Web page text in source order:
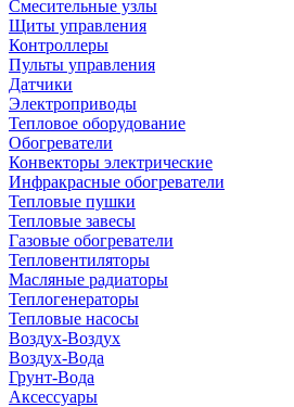
Смесительные узлы
Щиты управления
Контроллеры
Пульты управления
Датчики
Электроприводы
Тепловое оборудование
Обогреватели
Конвекторы электрические
Инфракрасные обогреватели
Тепловые пушки
Тепловые завесы
Газовые обогреватели
Тепловентиляторы
Масляные радиаторы
Теплогенераторы
Тепловые насосы
Воздух-Воздух
Воздух-Вода
Грунт-Вода
Аксессуары